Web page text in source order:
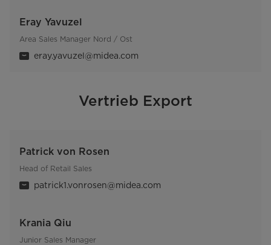
Eray Yavuzel
Area Sales Manager Nord / Ost
eray.yavuzel@midea.com
Vertrieb Export
Patrick von Rosen
Head of Retail Sales
patrick1.vonrosen@midea.com
Krania Qiu
Junior Sales Manager